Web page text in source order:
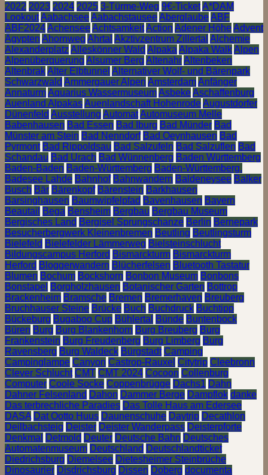
2022 2023 2024 2025 3-Türme-Weg 9€-TicketA*DAM
LookoutAabachseeAabachstauseeAberglaubeABF
ABF2024AchenseeAchtsamkeitAction Adener HöheAdvent
Ägypten Ahornweg Ahrtal Akztivzentrum Zillertal Alchemie
Alexanderplatz Alleskönner Wald Alpaka Alpaka WalkAlpen
Alpenüberquerung Alsumer Berg AltenahrAltenbeken
AltenbrakAlter Elbtunnel Alternativer Wolf- und Bärenpark
Schwarzwald Ammergauer Alpen AmsterdamAnfänger
AnnaturmAquarius WassermuseumAsbekeAschaffenburg
Auenland AlpakasAuenlandschaft HohenrodeAugustdorfer
Dünenfeld Ausstellung AutomatAutomuseum Melle
Babenhausen Bad Essen Bad Iburg Bad Münder Bad
Münster am Stein Bad Nenndorf Bad Oeynhausen Bad
Pyrmont Bad Rippoldsau Bad Salzufeln Bad Salzuflen Bad
Schandau Bad Urach Bad Wünnenberg Baden Württemberg
Baden-Baden Baden-Württemberg Baden-Württemberg.
Badesee Lahde Bahnhof Bahnwandern Baldeneysee Balker
Busch Bär Bärenkopf Bärenstein Barkhausen
Barsinghausen Baumwipfelpfad Bavenhausen Bayern
Beautail
Bega Bensheim Bergbau Bergbau Museum
Bergisches Land Bergisel Sprungschanze Berlin Bernepark
Besucherbergwerk Kleinenbremen Beutling Beutlingsturm
Bielefeld Bielefelder Lämmerweg Bielsteinschlucht
Bildungscampus Herford Bismarckturm Bismarckturm
Herford Bloggerwandern Blücherfelsen Bluetooth Tastatur
Blumen Bochum Bockshorn Bonbon Museum Bonbons
Bonstapel Borgholzhausen Botanischer Garten Bottrop
Brackenheim Bramsche Bremen Bremerhaven Breuberg
Bruchhauser Steine Brücke Buch Buchdruck Buchtipp
Bückeburg Bugaboo Cup Bühlertal Bünde Buntenbock
Büren Burg Burg Blankenhorn Burg Breuberg Burg
Frankenstein Burg Freudenberg Burg Limberg Burg
Ravensberg Burg Waldeck Bürgstadt Camping
Campinglampe Canyon Castrop-Rauxel Citytrip Cleebronn
Clever Schlucht CMT CMT 2024 Cocoon Collenburg
Computer Coole Socke Coppenbrügge Dachs1 Dahn
Dahner Felsenland Dahon Dammer Berge Dampflok danke
Das terbrechliche Paradies Das Tolle Haus am Edersee
DASA Dat Ootto Huus Daunenschuhe Daytrip Decathlon
Deilbachsteig Deister Deister Wanderpass Deisterpforte
Denkmal
Detmold Deuter Deutsche Bahn Deutsches
Automatenmuseum Deutschland Deutschlandticket
Diedrichsburg Diemelsee Dietesheimer Steinbrüche
Dinosaurier Disdrichsburg Dissen Doberg documenta